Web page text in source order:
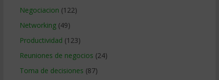
Negociacion (122)
Networking(49)
Productividad (123)
Reuniones de negocios (24)
Toma de decisiones (87)